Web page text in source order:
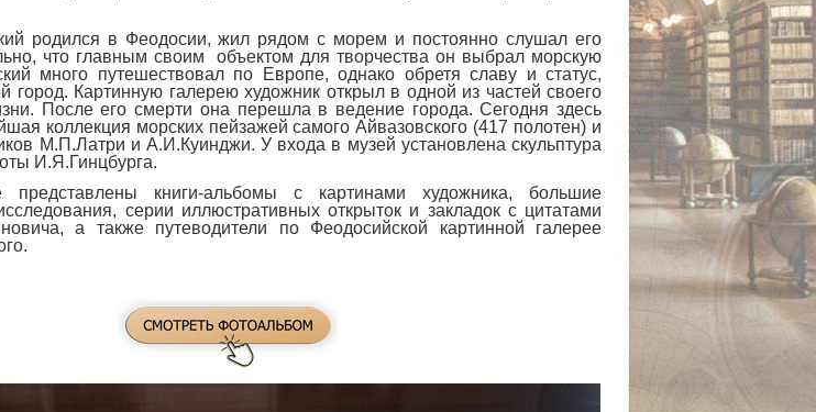
родился в Феодосии, жил рядом с морем и постоянно слушал его
что главным своим объектом для творчества он выбрал морскую
много путешествовал по Европе, однако обретя славу и статус,
город. Картинную галерею художник открыл в одной из частей своего
После его смерти она перешла в ведение города. Сегодня здесь
коллекция морских пейзажей самого Айвазовского (417 полотен) и
М.П.Латри и А.И.Куинджи. У входа в музей установлена скульптура
И.Я.Гинцбурга.
книги-альбомы с картинами художника, большие
серии иллюстративных открыток и закладок с цитатами
а также путеводители по Феодосийской картинной галерее